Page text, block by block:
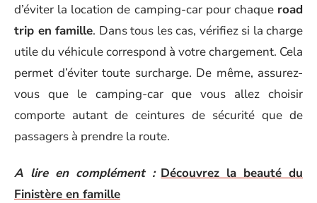
d’éviter la location de camping-car pour chaque road
trip en famille. Dans tous les cas, vérifiez si la charge
utile du véhicule correspond à votre chargement. Cela
permet d’éviter toute surcharge. De même, assurez-
vous que le camping-car que vous allez choisir
comporte autant de ceintures de sécurité que de
passagers à prendre la route.
A lire en complément : Découvrez la beauté du
Finistère en famille